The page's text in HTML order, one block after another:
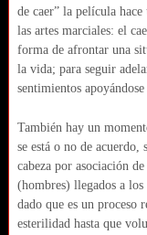
de caer” la película
las artes marciales: el
forma de afrontar una
la vida; para seguir
sentimientos apoyándose
También hay un
se está o no de acuerdo,
cabeza por asociación
(hombres) llegados a los
dado que es un proceso
esterilidad hasta que